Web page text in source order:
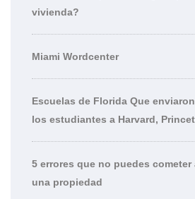
vivienda?
Miami Wordcenter
Escuelas de Florida Que
los estudiantes a Harvard,
5 errores que no puedes cometer
una propiedad